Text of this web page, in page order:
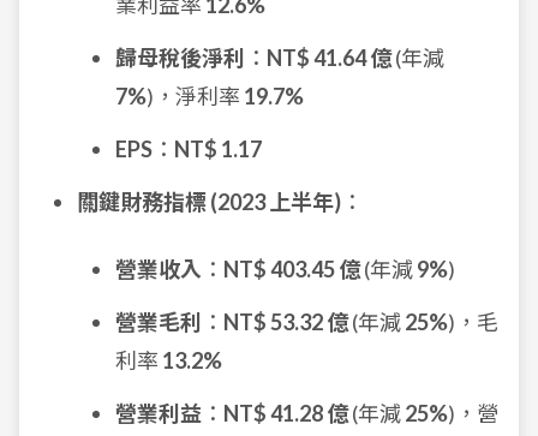
歸母稅後淨利
： NT$ 41.64 億(年減
7%)，淨利率 19.7%
EPS ： NT$ 1.17
關鍵財務指標 (2023 上半年) ：
營業收入 ： NT$ 403.45 億(年減9%)
營業毛利
： NT$ 53.32 億(年減25%)，毛
利率 13.2%
營業利益 ： NT$ 41.28 億(年減25%)，營